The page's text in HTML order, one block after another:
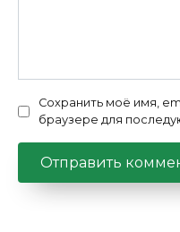
Сохранить моё имя,
браузере для